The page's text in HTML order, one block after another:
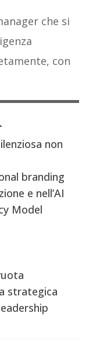
che si
con
non
branding
e nell’AI
Model
strategica